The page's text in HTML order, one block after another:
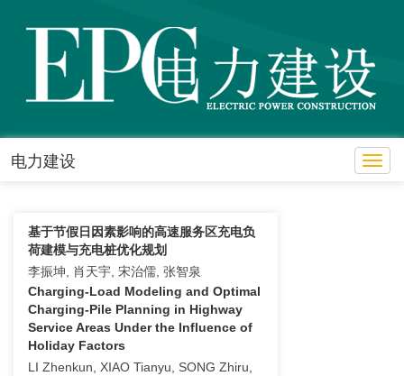
电力建设
基于节假日因素影响的高速服务区充电负
荷建模与充电桩优化规划
李振坤, 肖天宇, 宋治儒, 张智泉
Charging-Load Modeling and Optimal
Charging-Pile Planning in Highway
Service Areas Under the Influence of
Holiday Factors
LI Zhenkun, XIAO Tianyu, SONG Zhiru,